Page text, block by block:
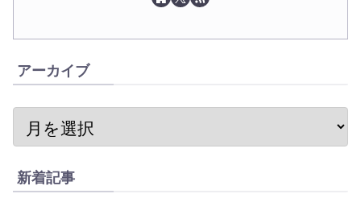
アーカイブ
新着記事